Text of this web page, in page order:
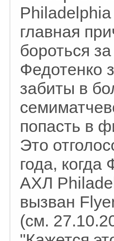
главная
бороться
Федотенко
забиты в
попасть в
Это
года, когда
АХЛ
вызван
(см.